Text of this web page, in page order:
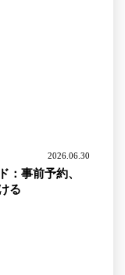
2026.06.30
：事前予約、
る